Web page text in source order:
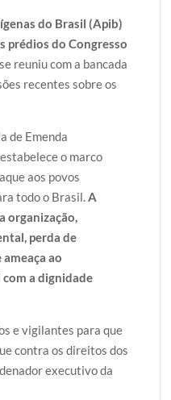
do Brasil (Apib)
prédios do Congresso
reuniu com a bancada
recentes sobre os
de Emenda
o marco
aos povos
todo o Brasil.A
organização,
perda de
ao
a dignidade
e vigilantes para que
contra os direitos dos
executivo da